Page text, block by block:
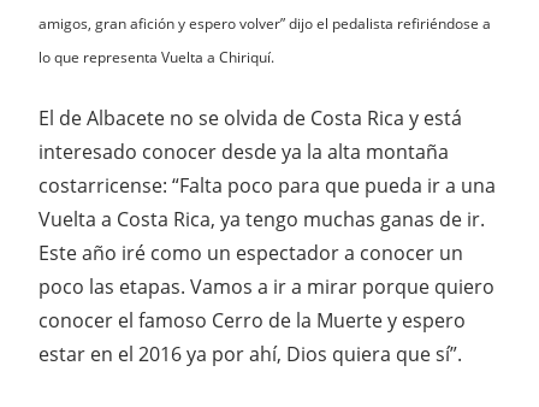
amigos, gran afición y espero volver” dijo el pedalista refiriéndose a
lo que representa Vuelta a Chiriquí.
El de Albacete no se olvida de Costa Rica y está
interesado conocer desde ya la alta montaña
costarricense: “Falta poco para que pueda ir a una
Vuelta a Costa Rica, ya tengo muchas ganas de ir.
Este año iré como un espectador a conocer un
poco las etapas. Vamos a ir a mirar porque quiero
conocer el famoso Cerro de la Muerte y espero
estar en el 2016 ya por ahí, Dios quiera que sí”.